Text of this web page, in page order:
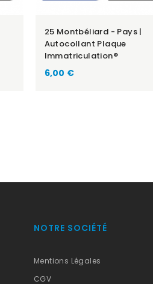
25 Montbéliard - Pays |
Autocollant Plaque
Immatriculation®
6,00 €
NOTRE SOCIÉTÉ
Mentions Légales
CGV